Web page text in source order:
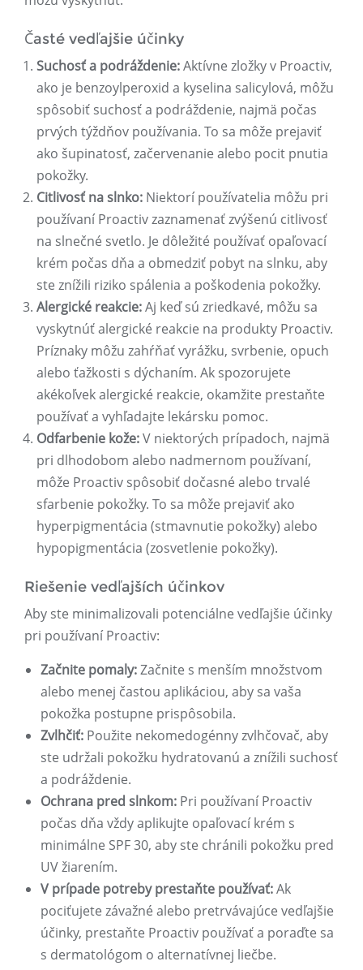
Časté vedľajšie účinky
Suchosť a podráždenie:Aktívne zložky v Proactiv,
ako je benzoylperoxid a kyselina salicylová, môžu
spôsobiť suchosť a podráždenie, najmä počas
prvých týždňov používania. To sa môže prejaviť
ako šupinatosť, začervenanie alebo pocit pnutia
pokožky.
Citlivosť na slnko: Niektorí používatelia môžu pri
používaní Proactiv zaznamenať zvýšenú citlivosť
na slnečné svetlo. Je dôležité používať opaľovací
krém počas dňa a obmedziť pobyt na slnku, aby
ste znížili riziko spálenia a poškodenia pokožky.
Alergické reakcie:Aj keď sú zriedkavé, môžu sa
vyskytnúť alergické reakcie na produkty Proactiv.
Príznaky môžu zahŕňať vyrážku, svrbenie, opuch
alebo ťažkosti s dýchaním. Ak spozorujete
akékoľvek alergické reakcie, okamžite prestaňte
používať a vyhľadajte lekársku pomoc.
Odfarbenie kože:V niektorých prípadoch, najmä
pri dlhodobom alebo nadmernom používaní,
môže Proactiv spôsobiť dočasné alebo trvalé
sfarbenie pokožky. To sa môže prejaviť ako
hyperpigmentácia (stmavnutie pokožky) alebo
hypopigmentácia (zosvetlenie pokožky).
Riešenie vedľajších účinkov
Aby ste minimalizovali potenciálne vedľajšie účinky
pri používaní Proactiv:
Začnite pomaly:Začnite s menším množstvom
alebo menej častou aplikáciou, aby sa vaša
pokožka postupne prispôsobila.
Zvlhčiť: Použite nekomedogénny zvlhčovač, aby
ste udržali pokožku hydratovanú a znížili suchosť
a podráždenie.
Ochrana pred slnkom: Pri používaní Proactiv
počas dňa vždy aplikujte opaľovací krém s
minimálne SPF 30, aby ste chránili pokožku pred
UV žiarením.
V prípade potreby prestaňte používať:Ak
pociťujete závažné alebo pretrvávajúce vedľajšie
účinky, prestaňte Proactiv používať a poraďte sa
s dermatológom o alternatívnej liečbe.